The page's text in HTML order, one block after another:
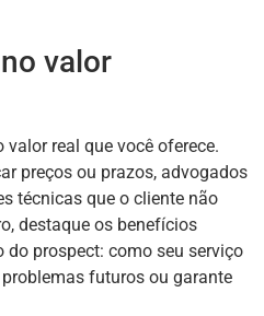
valor
real que você oferece.
preços ou prazos, advogados
técnicas que o cliente não
destaque os benefícios
prospect: como seu serviço
futuros ou garante